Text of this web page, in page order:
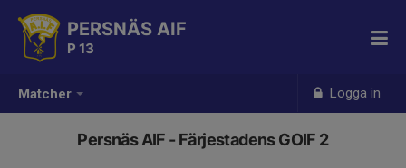
Matcher Logga in
PERSNÄS AIF
P 13
Persnäs AIF - Färjestadens GOIF 2